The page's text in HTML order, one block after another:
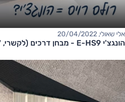
אלי שאולי, 20/04/2022
הונגצ'י E-HS9 - מבחן דרכים (לקשרי, 7 מק')